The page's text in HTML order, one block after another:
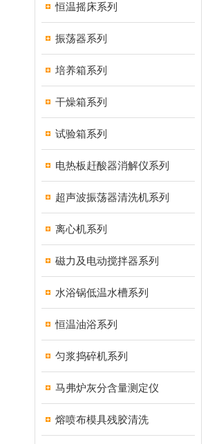
恒温摇床系列
振荡器系列
培养箱系列
干燥箱系列
试验箱系列
电热板赶酸器消解仪系列
超声波振荡器清洗机系列
离心机系列
磁力及电动搅拌器系列
水浴锅低温水槽系列
恒温油浴系列
匀浆捣碎机系列
马弗炉灰分含量测定仪
熔喷布模具残胶清洗